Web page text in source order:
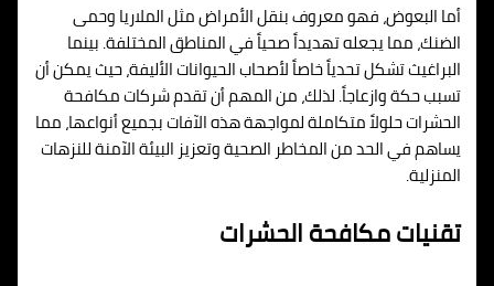
أما البعوض، فهو معروف بنقل الأمراض مثل الملاريا وحمى
الضنك، مما يجعله تهديداً صحياً في المناطق المختلفة. بينما
البراغيث تشكل تحدياً خاصاً لأصحاب الحيوانات الأليفة، حيث يمكن أن
تسبب حكة وازعاجاً. لذلك، من المهم أن تقدم شركات مكافحة
الحشرات حلولاً متكاملة لمواجهة هذه الآفات بجميع أنواعها، مما
يساهم في الحد من المخاطر الصحية وتعزيز البيئة الآمنة للنزهات
المنزلية.
تقنيات مكافحة الحشرات